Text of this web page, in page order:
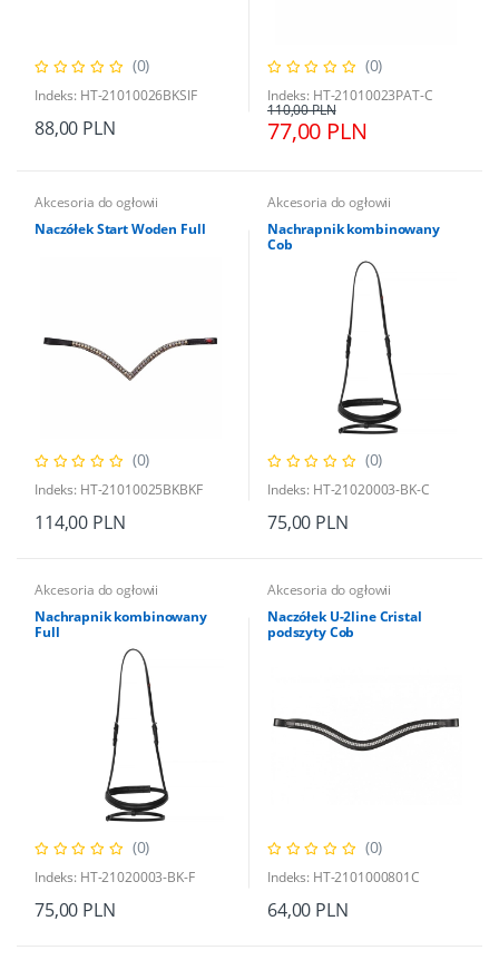
(0)
Indeks: HT-21010026BKSIF
88,00 PLN
(0)
Indeks: HT-21010023PAT-C
77,00 PLN
110,00 PLN
Akcesoria do ogłowii
Naczółek Start Woden Full
(0)
Indeks: HT-21010025BKBKF
114,00 PLN
Akcesoria do ogłowii
Nachrapnik kombinowany
Cob
(0)
Indeks: HT-21020003-BK-C
75,00 PLN
Akcesoria do ogłowii
Nachrapnik kombinowany
Full
(0)
Indeks: HT-21020003-BK-F
75,00 PLN
Akcesoria do ogłowii
Naczółek U-2line Cristal
podszyty Cob
(0)
Indeks: HT-2101000801C
64,00 PLN